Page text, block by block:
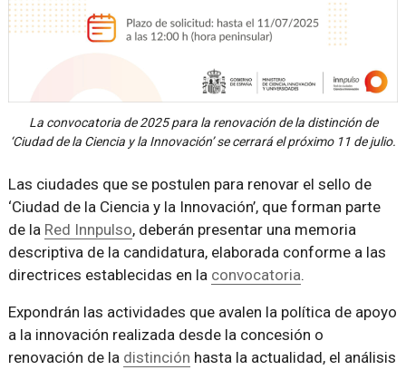
La convocatoria de 2025 para la renovación de la distinción de
‘Ciudad de la Ciencia y la Innovación’ se cerrará el próximo 11 de julio.
Las ciudades que se postulen para renovar el sello de
‘Ciudad de la Ciencia y la Innovación’, que forman parte
de la Red Innpulso, deberán presentar una memoria
descriptiva de la candidatura, elaborada conforme a las
directrices establecidas en la convocatoria.
Expondrán las actividades que avalen la política de apoyo
a la innovación realizada desde la concesión o
renovación de la distinción hasta la actualidad, el análisis